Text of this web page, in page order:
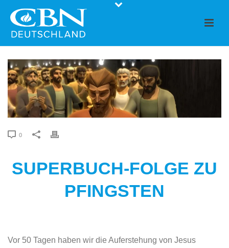
0
SUPERBUCH-FOLGE ZU
PFINGSTEN
Vor 50 Tagen haben wir die Auferstehung von Jesus